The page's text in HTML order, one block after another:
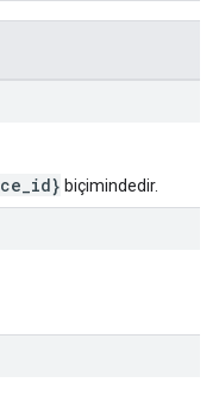
biçimindedir.